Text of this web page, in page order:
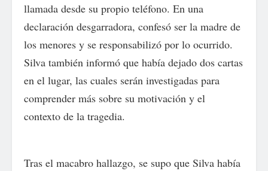
llamada desde su propio teléfono. En una
declaración desgarradora, confesó ser la madre de
los menores y se responsabilizó por lo ocurrido.
Silva también informó que había dejado dos cartas
en el lugar, las cuales serán investigadas para
comprender más sobre su motivación y el
contexto de la tragedia.
Tras el macabro hallazgo, se supo que Silva había